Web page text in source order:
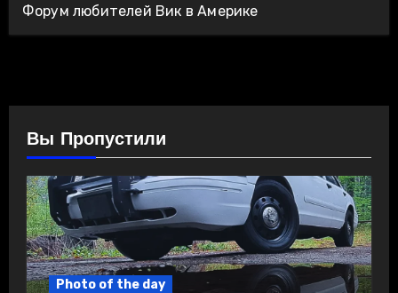
Форум любителей Вик в Америке
Вы Пропустили
Photo of the day